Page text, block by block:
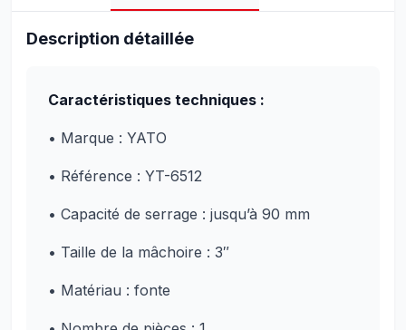
Description détaillée
Caractéristiques techniques :
• Marque : YATO
• Référence : YT-6512
• Capacité de serrage : jusqu’à 90 mm
• Taille de la mâchoire : 3″
• Matériau : fonte